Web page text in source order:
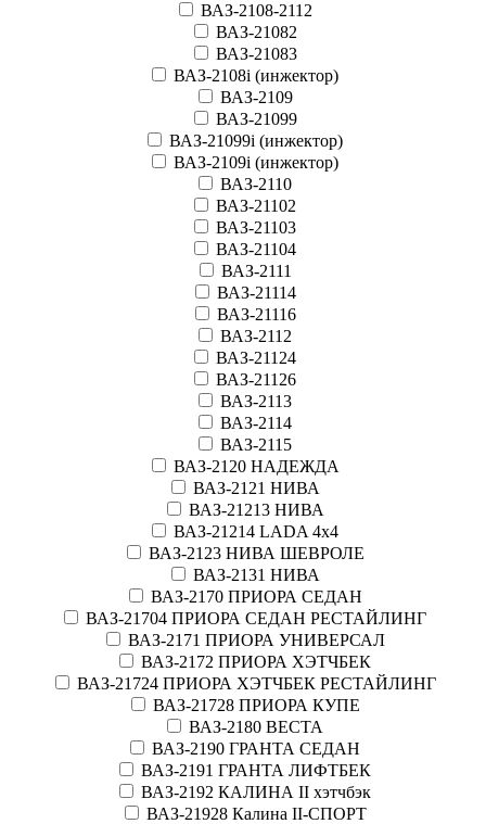
ВАЗ-2108-2112
ВАЗ-21082
ВАЗ-21083
ВАЗ-2108i (инжектор)
ВАЗ-2109
ВАЗ-21099
ВАЗ-21099i (инжектор)
ВАЗ-2109i (инжектор)
ВАЗ-2110
ВАЗ-21102
ВАЗ-21103
ВАЗ-21104
ВАЗ-2111
ВАЗ-21114
ВАЗ-21116
ВАЗ-2112
ВАЗ-21124
ВАЗ-21126
ВАЗ-2113
ВАЗ-2114
ВАЗ-2115
ВАЗ-2120 НАДЕЖДА
ВАЗ-2121 НИВА
ВАЗ-21213 НИВА
ВАЗ-21214 LADA 4х4
ВАЗ-2123 НИВА ШЕВРОЛЕ
ВАЗ-2131 НИВА
ВАЗ-2170 ПРИОРА СЕДАН
ВАЗ-21704 ПРИОРА СЕДАН РЕСТАЙЛИНГ
ВАЗ-2171 ПРИОРА УНИВЕРСАЛ
ВАЗ-2172 ПРИОРА ХЭТЧБЕК
ВАЗ-21724 ПРИОРА ХЭТЧБЕК РЕСТАЙЛИНГ
ВАЗ-21728 ПРИОРА КУПЕ
ВАЗ-2180 ВЕСТА
ВАЗ-2190 ГРАНТА СЕДАН
ВАЗ-2191 ГРАНТА ЛИФТБЕК
ВАЗ-2192 КАЛИНА II хэтчбэк
ВАЗ-21928 Калина II-СПОРТ